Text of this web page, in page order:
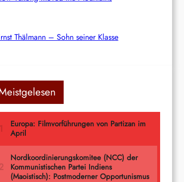
Thälmann – Sohn seiner Klasse